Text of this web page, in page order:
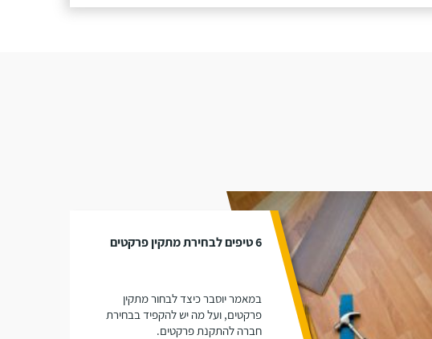
6 טיפים לבחירת מתקין פרקטים
במאמר יוסבר כיצד לבחור מתקין
פרקטים, ועל מה יש להקפיד בבחירת
חברה להתקנת פרקטים.